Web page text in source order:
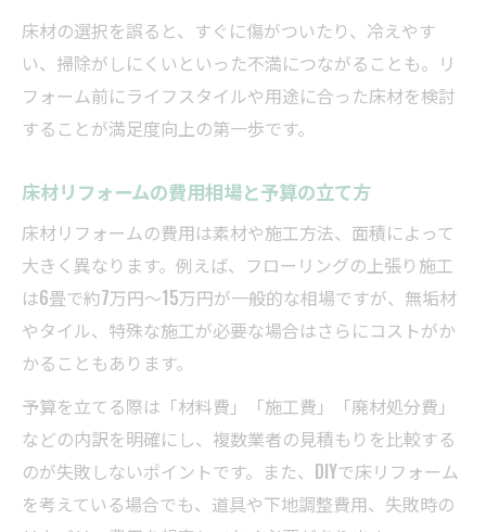
床リフォームで3mmフローリングが注目さ
れる理由
薄い床材を使ったリフォームの費用とメリ
ット
の魅力
リフォームで床材の重ね張りが向くケース
フローリング以外の床材種類を徹底比較
リフォームで選べる床材種類と特徴まとめ
ム比較
床材リフォームで人気のタイル・畳の実力
用途別におすすめする床材リフォーム選択
術
床材の選択を誤ると、すぐに傷がついたり、冷えやす
い、掃除がしにくいといった不満につながることも。リ
フォーム前にライフスタイルや用途に合った床材を検討
することが満足度向上の第一歩です。
床材リフォームの費用相場と予算の立て方
床材リフォームの費用は素材や施工方法、面積によって
大きく異なります。例えば、フローリングの上張り施工
は6畳で約7万円～15万円が一般的な相場ですが、無垢材
やタイル、特殊な施工が必要な場合はさらにコストがか
かることもあります。
予算を立てる際は「材料費」「施工費」「廃材処分費」
などの内訳を明確にし、複数業者の見積もりを比較する
のが失敗しないポイントです。また、DIYで床リフォーム
を考えている場合でも、道具や下地調整費用、失敗時の